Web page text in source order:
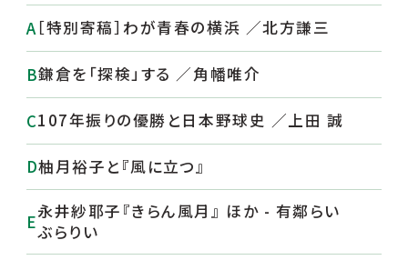
［特別寄稿］わが青春の横浜 ／北方謙三
鎌倉を「探検」する ／角幡唯介
107年振りの優勝と日本野球史 ／上田 誠
柚月裕子と『風に立つ』
永井紗耶子『きらん風月』 ほか - 有鄰らい
ぶらりい